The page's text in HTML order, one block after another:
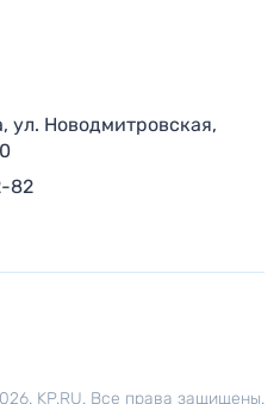
ул. Новодмитровская,
82
KP.RU. Все права защищены.